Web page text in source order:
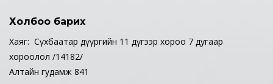
Холбоо барих
Хаяг: Сүхбаатар дүүргийн 11 дүгээр хороо 7 дугаар
хороолол /14182/
Алтайн гудамж 841